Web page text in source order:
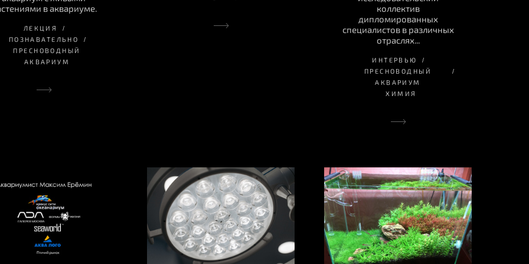
в аквариуме.
ЛЕКЦИЯ
ПОЗНАВАТЕЛЬНО
ПРЕСНОВОДНЫЙ
АКВАРИУМ
коллектив
дипломированных
специалистов в различных
отраслях...
ИНТЕРВЬЮ
ПРЕСНОВОДНЫЙ
АКВАРИУМ
ХИМИЯ